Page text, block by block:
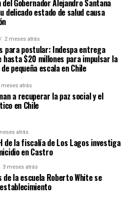
Gobernador Alejandro Santana
delicado estado de salud causa
2 meses atrás
para postular: Indespa entrega
hasta $20 millones para impulsar la
pequeña escala en Chile
meses atrás
a recuperar la paz social y el
en Chile
atrás
de la fiscalía de Los Lagos investiga
en Castro
3 meses atrás
de la escuela Roberto White se